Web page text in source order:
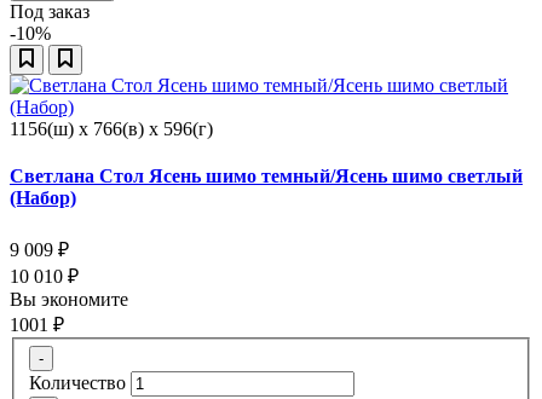
Под заказ
-10%
1156(ш) x 766(в) x 596(г)
Светлана Стол Ясень шимо темный/Ясень шимо светлый
(Набор)
9 009 ₽
10 010 ₽
Вы экономите
1001 ₽
-
Количество